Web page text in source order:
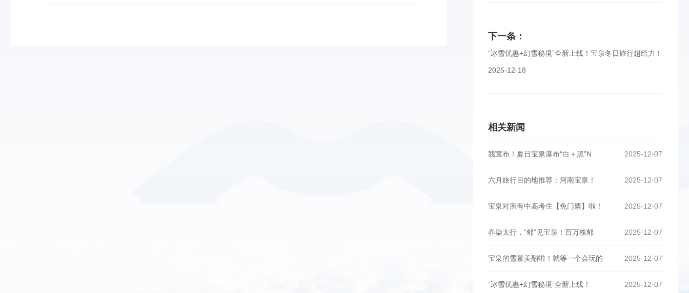
下一条：
“冰雪优惠+幻雪秘境”全新上线！宝泉冬日旅行超给力！
2025-12-18
相关新闻
2025-12-07
我宣布！夏日宝泉瀑布“白＋黑”N
2025-12-07
六月旅行目的地推荐：河南宝泉！
2025-12-07
宝泉对所有中高考生【免门票】啦！
2025-12-07
春染太行，“郁”见宝泉！百万株郁
2025-12-07
宝泉的雪景美翻啦！就等一个会玩的
2025-12-07
“冰雪优惠+幻雪秘境”全新上线！